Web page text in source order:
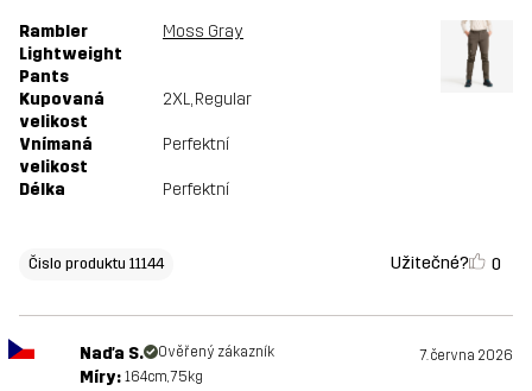
Rambler
Lightweight
Pants
Moss Gray
Kupovaná
velikost
2XL, Regular
Vnímaná
velikost
Perfektní
Délka Perfektní
Čislo produktu 11144 Užitečné? 0
Naďa S. Ověřený zákazník 7. června 2026
Míry: 164cm, 75kg